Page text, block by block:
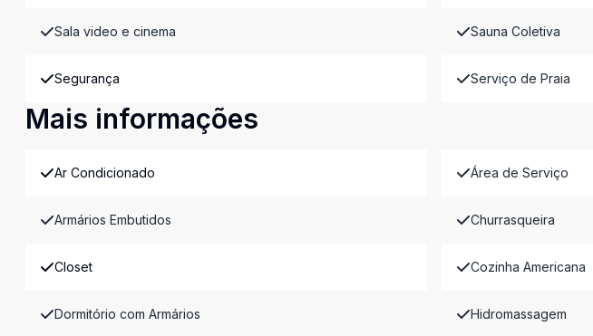
Sala video e cinema Sauna Coletiva
Segurança Serviço de Praia
Mais informações
Ar Condicionado Área de Serviço
Armários Embutidos Churrasqueira
Closet Cozinha Americana
Dormitório com Armários Hidromassagem